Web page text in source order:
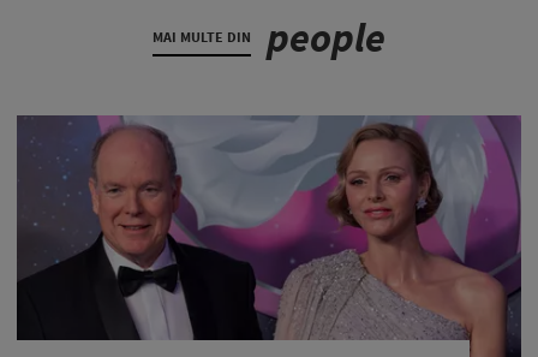
MAI MULTE DIN people